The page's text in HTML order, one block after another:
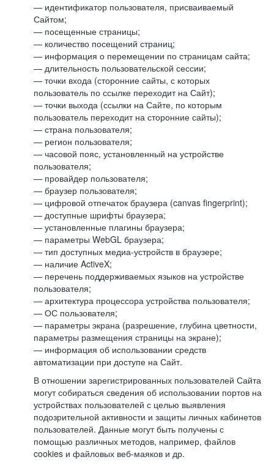
— идентификатор пользователя, присваиваемый
Сайтом;
— посещенные страницы;
— количество посещений страниц;
— информация о перемещении по страницам сайта;
— длительность пользовательской сессии;
— точки входа (сторонние сайты, с которых
пользователь по ссылке переходит на Сайт);
— точки выхода (ссылки на Сайте, по которым
пользователь переходит на сторонние сайты);
— страна пользователя;
— регион пользователя;
— часовой пояс, установленный на устройстве
пользователя;
— провайдер пользователя;
— браузер пользователя;
— цифровой отпечаток браузера (canvas fingerprint);
— доступные шрифты браузера;
— установленные плагины браузера;
— параметры WebGL браузера;
— тип доступных медиа-устройств в браузере;
— наличие ActiveX;
— перечень поддерживаемых языков на устройстве
пользователя;
— архитектура процессора устройства пользователя;
— ОС пользователя;
— параметры экрана (разрешение, глубина цветности,
параметры размещения страницы на экране);
— информация об использовании средств
автоматизации при доступе на Сайт.
В отношении зарегистрированных пользователей Сайта
могут собираться сведения об использовании портов на
устройствах пользователей с целью выявления
подозрительной активности и защиты личных кабинетов
пользователей. Данные могут быть получены с
помощью различных методов, например, файлов
cookies и файловых веб-маяков и др.